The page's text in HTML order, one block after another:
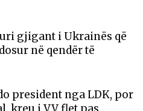
gjigant i Ukrainës që
në qendër të
president nga LDK, por